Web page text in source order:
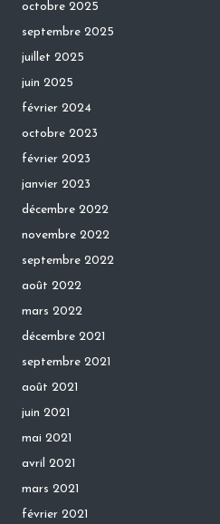
octobre 2025
septembre 2025
juillet 2025
juin 2025
février 2024
octobre 2023
février 2023
janvier 2023
décembre 2022
novembre 2022
septembre 2022
août 2022
mars 2022
décembre 2021
septembre 2021
août 2021
juin 2021
mai 2021
avril 2021
mars 2021
février 2021